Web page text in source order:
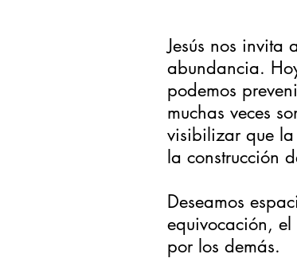
Jesús nos
abundancia.
podemos
muchas veces
visibilizar que la
la construcción
Deseamos
equivocación,
por los demás.